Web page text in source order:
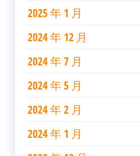
2025 年 1 月
2024 年 12 月
2024 年 7 月
2024 年 5 月
2024 年 2 月
2024 年 1 月